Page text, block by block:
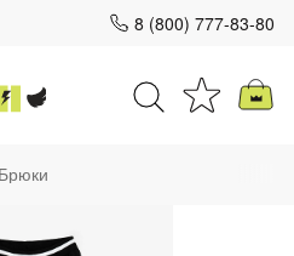
8 (800) 777-83-80
Брюки